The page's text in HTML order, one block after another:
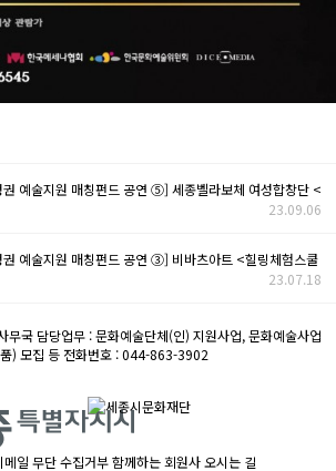
예술지원 매칭펀드 공연 ⑤] 세종벨라보체 여성합창단 <
23.09.06
권 예술지원 매칭펀드 공연 ③] 비바츠아트 <힐링체험스쿨
23.07.18
무국 담당업무 : 문화예술단체(인) 지원사업, 문화예술사업
) 모집 등 전화번호 : 044-863-3902
메일 무단 수집거부함께하는 회원사오시는 길